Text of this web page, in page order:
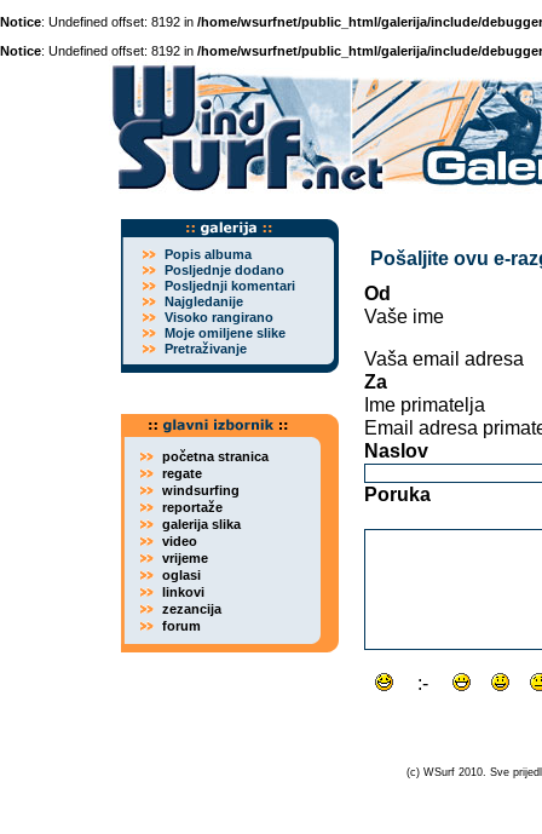
Notice: Undefined offset: 8192 in /home/wsurfnet/public_html/galerija/include/
Notice: Undefined offset: 8192 in /home/wsurfnet/public_html/galerija/include/
Popis albuma
Posljednje dodano
Posljednji komentari
Najgledanije
Visoko rangirano
Moje omiljene slike
Pretraživanje
početna stranica
regate
windsurfing
reportaže
galerija slika
video
vrijeme
oglasi
linkovi
zezancija
forum
Pošaljite ovu e-
Od
Vaše ime
Vaša email adresa
Za
Ime primatelja
Email adresa
Naslov
Poruka
(c) WSurf 2010. Sve